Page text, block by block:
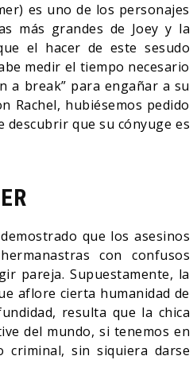
es uno de los personajes
más grandes de Joey y la
el hacer de este sesudo
medir el tiempo necesario
a break” para engañar a su
Rachel, hubiésemos pedido
descubrir que su cónyuge es
que los asesinos
con confusos
pareja. Supuestamente, la
aflore cierta humanidad de
resulta que la chica
del mundo, si tenemos en
criminal, sin siquiera darse